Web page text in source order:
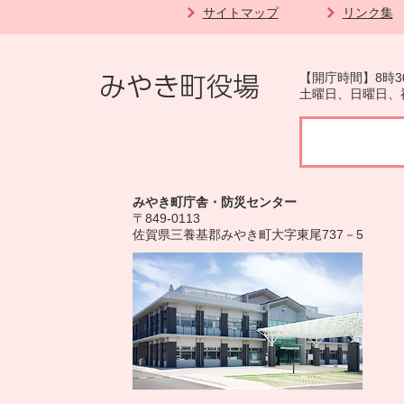
サイトマップ リンク集
【開庁時間】8
土曜日、日曜日
みやき町庁舎・防災センター
〒849-0113
佐賀県三養基郡みやき町大字東尾737－5